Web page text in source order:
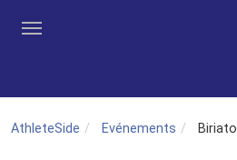
AthleteSide Evénements